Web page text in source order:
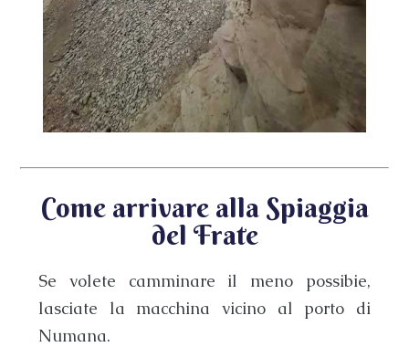
Come arrivare alla Spiaggia
del Frate
Se volete camminare il meno possibie,
lasciate la macchina vicino al porto di
Numana.